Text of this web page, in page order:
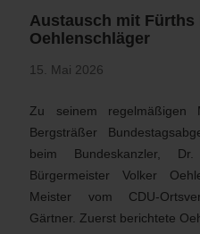
Austausch mit
Oehlenschläger
15. Mai 2026
Zu seinem regelmäßigen
Bergsträßer
beim Bundeskanzler,
Bürgermeister Volker
Meister vom CDU-
Gärtner. Zuerst berichtete